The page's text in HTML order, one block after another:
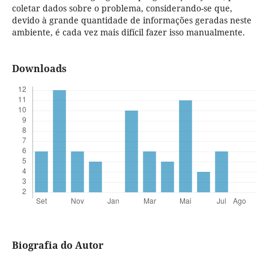
coletar dados sobre o problema, considerando-se que,
devido à grande quantidade de informações geradas neste
ambiente, é cada vez mais difícil fazer isso manualmente.
Downloads
Biografia do Autor